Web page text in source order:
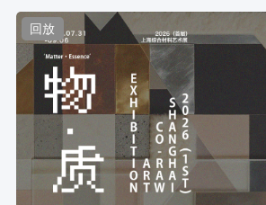
回放